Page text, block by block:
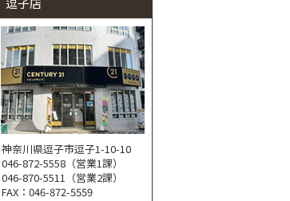
神奈川県逗子市逗子1-10-10
046-872-5558（営業1課）
046-870-5511（営業2課）
FAX：046-872-5559